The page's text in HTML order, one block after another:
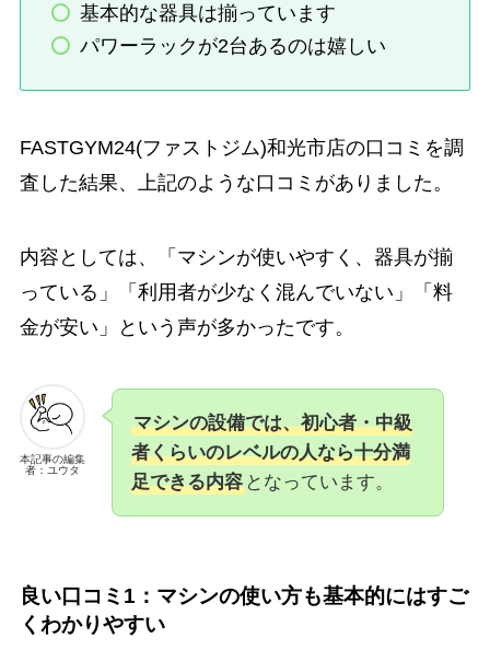
基本的な器具は揃っています
パワーラックが2台あるのは嬉しい
FASTGYM24(ファストジム)和光市店の口コミを調
査した結果、上記のような口コミがありました。
内容としては、「マシンが使いやすく、器具が揃
っている」「利用者が少なく混んでいない」「料
金が安い」という声が多かったです。
本記事の編集
者：ユウタ
マシンの設備では、初心者・中級
者くらいのレベルの人なら十分満
足できる内容となっています。
良い口コミ1：マシンの使い方も基本的にはすご
くわかりやすい